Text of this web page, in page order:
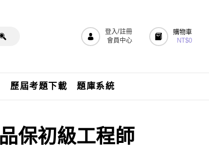
登入/註冊
會員中心
購物車
NT$0
歷屆考題下載 題庫系統
保初級工程師